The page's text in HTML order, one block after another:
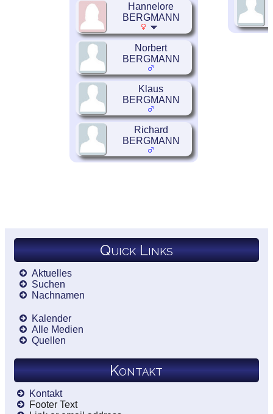
Hannelore
BERGMANN
Norbert
BERGMANN
Klaus
BERGMANN
Richard
BERGMANN
Quick Links
Aktuelles
Suchen
Nachnamen
Kalender
Alle Medien
Quellen
Kontakt
Kontakt
Footer Text